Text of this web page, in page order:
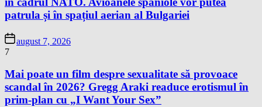
patrula și în spațiul aerian al Bulgariei
august 7, 2026
7
Mai poate un film despre sexualitate să provoace
scandal în 2026? Gregg Araki readuce erotismul în
prim-plan cu „I Want Your Sex”